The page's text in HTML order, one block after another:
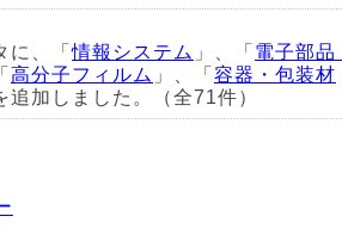
に、「情報システム 」、「 電子部品
高分子フィルム 」、「 容器・包装材
追加しました。（全71件）